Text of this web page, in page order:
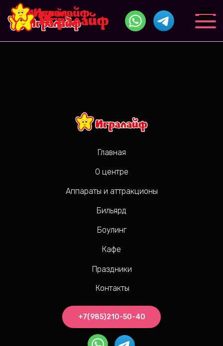
+7(985)210-50-40
О центре
Бильярд
Боулинг
Кафе
Аппараты и аттракционы
Праздники
Контакты
Главная